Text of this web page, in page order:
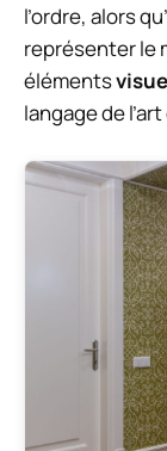
l’ordre, alors
représenter le
éléments
langage de